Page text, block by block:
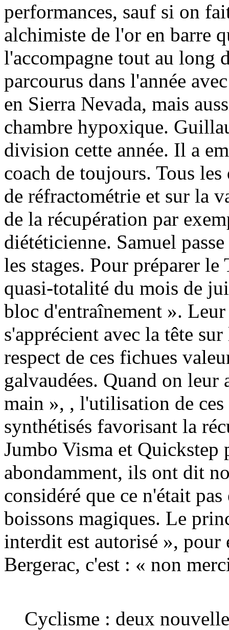
performances, sauf si on
alchimiste de l'or en barre
l'accompagne tout au long
parcourus dans l'année
en Sierra Nevada, mais
chambre hypoxique.
division cette année. Il a
coach de toujours. Tous
de réfractométrie et sur la
de la récupération par
diététicienne. Samuel
les stages. Pour préparer
quasi-totalité du mois de
bloc d'entraînement ».
s'apprécient avec la tête
respect de ces fichues
galvaudées. Quand on leur
main », , l'utilisation de
synthétisés favorisant la
Jumbo Visma et Quickstep
abondamment, ils ont dit
considéré que ce n'était
boissons magiques. Le
interdit est autorisé », pour
Bergerac, c'est : « non
Cyclisme : deux